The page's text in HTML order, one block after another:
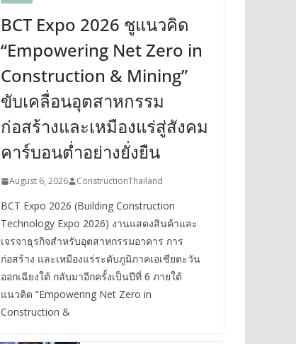
BCT Expo 2026 ชูแนวคิด
“Empowering Net Zero in
Construction & Mining”
ขับเคลื่อนอุตสาหกรรม
ก่อสร้างและเหมืองแร่สู่สังคม
คาร์บอนต่ำอย่างยั่งยืน
August 6, 2026 ConstructionThailand
BCT Expo 2026 (Building Construction
Technology Expo 2026) งานแสดงสินค้าและ
เจรจาธุรกิจสำหรับอุตสาหกรรมอาคาร การ
ก่อสร้าง และเหมืองแร่ระดับภูมิภาคเอเชียตะวัน
ออกเฉียงใต้ กลับมาอีกครั้งเป็นปีที่ 6 ภายใต้
แนวคิด “Empowering Net Zero in
Construction &